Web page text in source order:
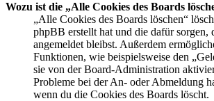
Wozu ist die „Alle Cookies des Boards
„Alle Cookies des Boards löschen“
phpBB erstellt hat und die dafür sorgen,
angemeldet bleibst. Außerdem
Funktionen, wie beispielsweise den
sie von der Board-Administration
Probleme bei der An- oder Abmeldung
wenn du die Cookies des Boards löscht.